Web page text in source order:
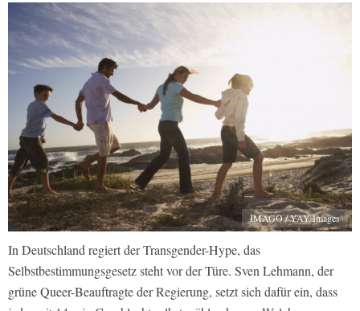
IMAGO / YAY Images
In Deutschland regiert der Transgender-Hype, das
Selbstbestimmungsgesetz steht vor der Türe. Sven Lehmann, der
grüne Queer-Beauftragte der Regierung, setzt sich dafür ein, dass